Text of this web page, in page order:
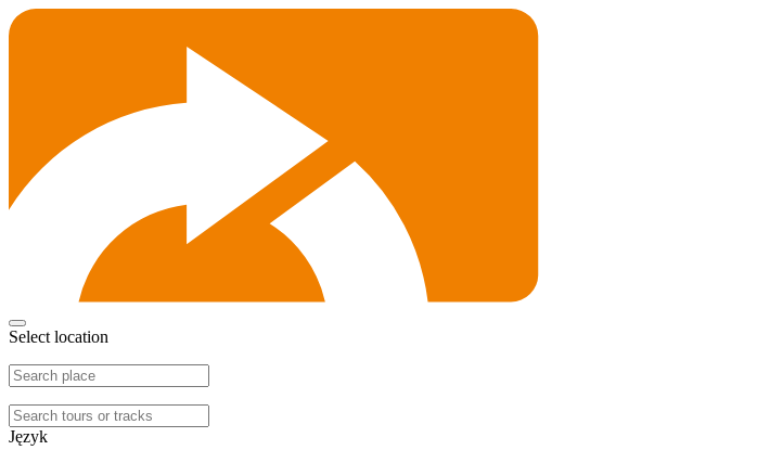
Select location
Język